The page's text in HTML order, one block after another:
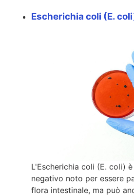
Escherichia coli (E.
L'Escherichia coli (E. coli)
negativo noto per essere
flora intestinale, ma può